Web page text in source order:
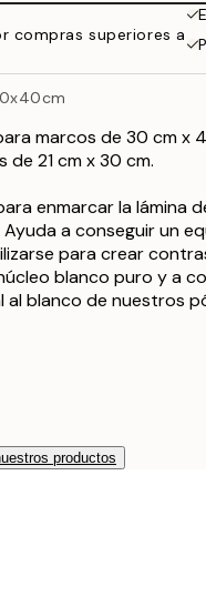
compras superiores a
marcos de 30 cm x
21 cm x 30 cm.
enmarcar la lámina
a conseguir un
para crear
blanco puro y a
al blanco de nuestros
productos